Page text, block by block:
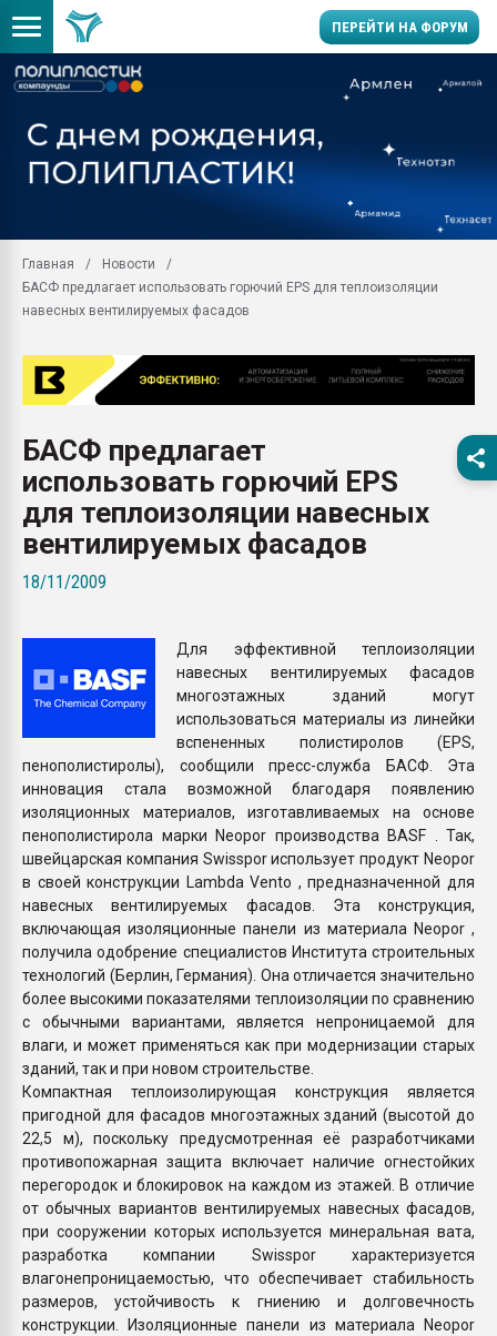
ПЕРЕЙТИ НА ФОРУМ
заводу пластмасс"
28.07.2026
первый план в
28.07.2026
ситуацией на
Всё, что касается
бутылок
Главная
Новости
БАСФ предлагает использовать горючий EPS для теплоизоляции
навесных вентилируемых фасадов
БАСФ предлагает
использовать горючий EPS
для теплоизоляции навесных
вентилируемых фасадов
18/11/2009
Для эффективной теплоизоляции
навесных вентилируемых фасадов
многоэтажных зданий могут
использоваться материалы из линейки
вспененных полистиролов (EPS,
пенополистиролы), сообщили пресс-служба БАСФ. Эта
инновация стала возможной благодаря появлению
изоляционных материалов, изготавливаемых на основе
пенополистирола марки Neopor производства BASF . Так,
швейцарская компания Swisspor использует продукт Neopor
в своей конструкции Lambda Vento , предназначенной для
навесных вентилируемых фасадов. Эта конструкция,
включающая изоляционные панели из материала Neopor ,
получила одобрение специалистов Института строительных
технологий (Берлин, Германия). Она отличается значительно
более высокими показателями теплоизоляции по сравнению
с обычными вариантами, является непроницаемой для
влаги, и может применяться как при модернизации старых
зданий, так и при новом строительстве.
Компактная теплоизолирующая конструкция является
пригодной для фасадов многоэтажных зданий (высотой до
22,5 м), поскольку предусмотренная её разработчиками
противопожарная защита включает наличие огнестойких
перегородок и блокировок на каждом из этажей. В отличие
от обычных вариантов вентилируемых навесных фасадов,
при сооружении которых используется минеральная вата,
разработка компании Swisspor характеризуется
влагонепроницаемостью, что обеспечивает стабильность
размеров, устойчивость к гниению и долговечность
конструкции. Изоляционные панели из материала Neopor